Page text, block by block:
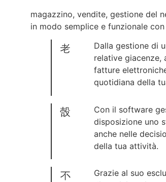
magazzino, vendite, gestione del
in modo semplice e funzionale
Dalla gestione di
relative giacenze,
fatture
quotidiana della
Con il software
disposizione uno
anche nelle
della tua attività.
Grazie al suo